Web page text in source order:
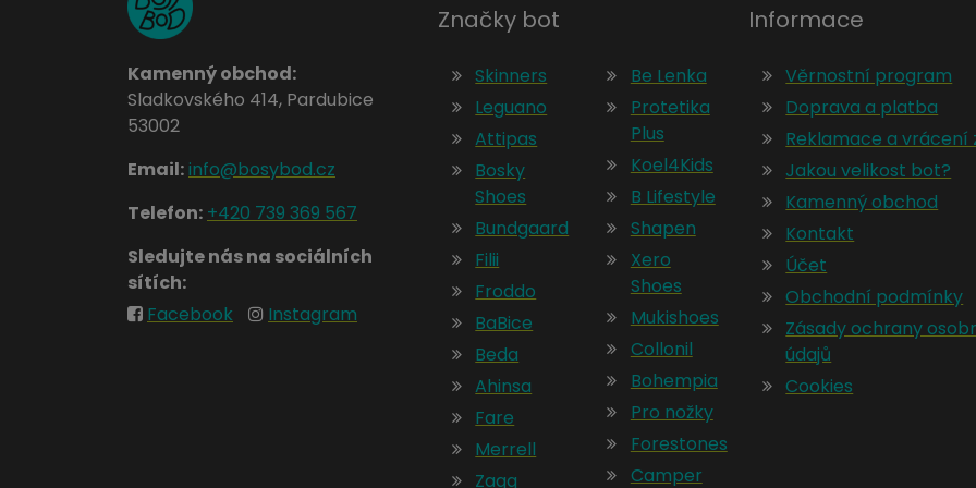
Kamenný obchod:
Sladkovského 414, Pardubice
53002
Email:info@bosybod.cz
Telefon: +420 739 369 567
Sledujte nás na sociálních
sítích:
Facebook
Instagram
Značky bot
Skinners
Leguano
Attipas
Bosky
Shoes
Bundgaard
Filii
Froddo
BaBice
Beda
Ahinsa
Fare
Merrell
Zaqq
Be Lenka
Protetika
Plus
Koel4Kids
B Lifestyle
Shapen
Xero
Shoes
Mukishoes
Collonil
Bohempia
Pro nožky
Forestones
Camper
Informace
Věrnostní program
Doprava a platba
Reklamace a vrácení
Jakou velikost bot?
Kamenný obchod
Kontakt
Účet
Obchodní podmínky
Zásady ochrany
údajů
Cookies